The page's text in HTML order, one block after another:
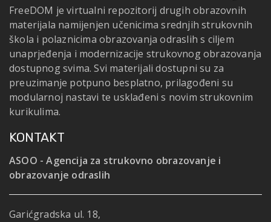
FreeDOM je virtualni repozitorij drugih obrazovnih
materijala namijenjen učenicima srednjih strukovnih
škola i polaznicima obrazovanja odraslih s ciljem
unaprjeđenja i modernizacije strukovnog obrazovanja
dostupnog svima. Svi materijali dostupni su za
preuzimanje potpuno besplatno, prilagođeni su
modularnoj nastavi te usklađeni s novim strukovnim
kurikulima.
KONTAKT
ASOO - Agencija za strukovno obrazovanje i
obrazovanje odraslih
Garićgradska ul. 18,